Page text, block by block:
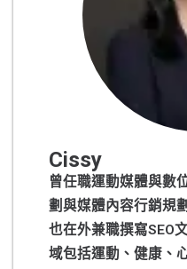
Cissy
曾任職運動媒體與數
劃與媒體內容行銷規
也在外兼職撰寫SEO
域包括運動、健康、